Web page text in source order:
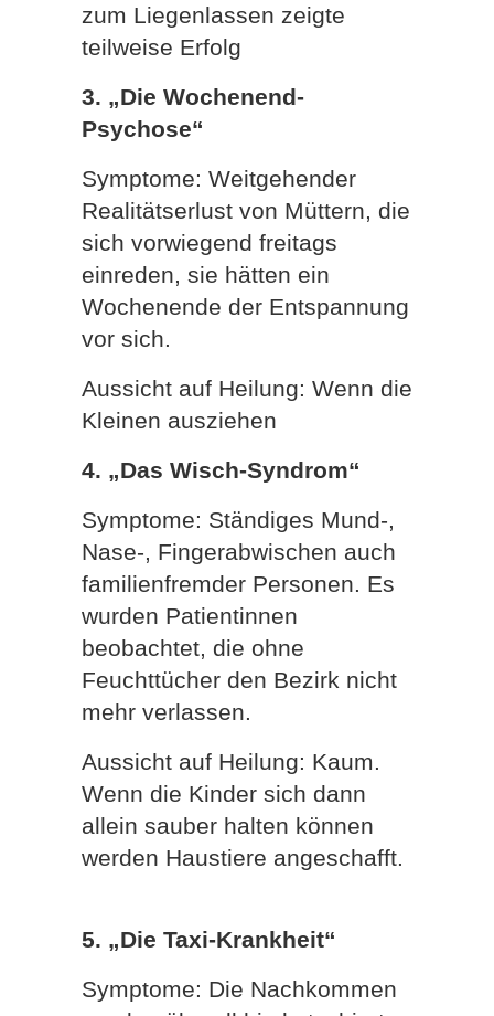
zum Liegenlassen zeigte
teilweise Erfolg
3. „Die Wochenend-
Psychose“
Symptome: Weitgehender
Realitätserlust von Müttern, die
sich vorwiegend freitags
einreden, sie hätten ein
Wochenende der Entspannung
vor sich.
Aussicht auf Heilung: Wenn die
Kleinen ausziehen
4. „Das Wisch-Syndrom“
Symptome: Ständiges Mund-,
Nase-, Fingerabwischen auch
familienfremder Personen. Es
wurden Patientinnen
beobachtet, die ohne
Feuchttücher den Bezirk nicht
mehr verlassen.
Aussicht auf Heilung: Kaum.
Wenn die Kinder sich dann
allein sauber halten können
werden Haustiere angeschafft.
5. „Die Taxi-Krankheit“
Symptome: Die Nachkommen